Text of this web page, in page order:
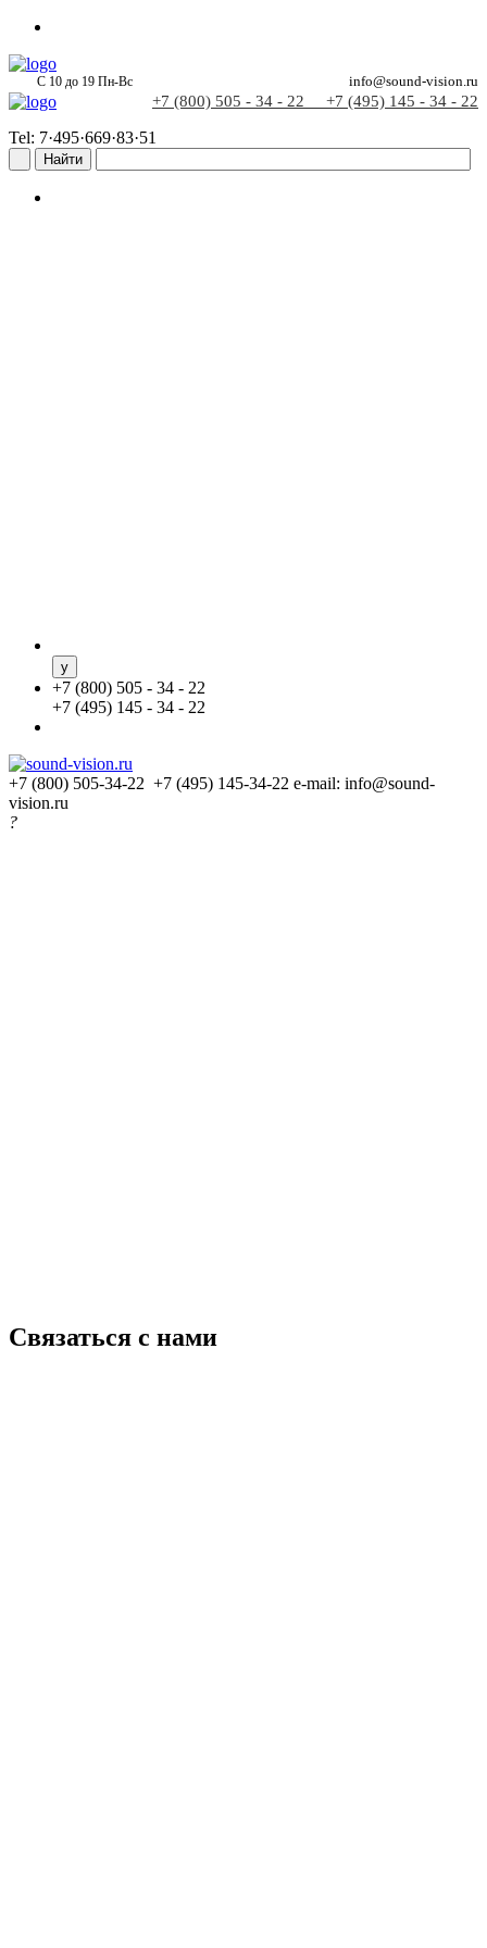
С 10 до 19 Пн-Вс info@sound-vision.ru
+7 (800) 505 - 34 - 22 +7 (495) 145 - 34 - 22
Tel: 7·495·669·83·51
+7 (800) 505 - 34 - 22
+7 (495) 145 - 34 - 22
+7 (800) 505-34-22 +7 (495) 145-34-22 e-mail: info@sound-
vision.ru
?
Связаться с нами